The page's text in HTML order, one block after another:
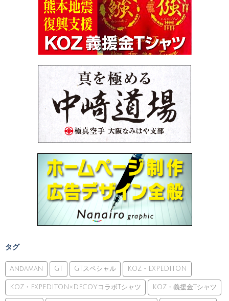
タグ
Andaman GT GTスペシャル KOZ・EXPEDITON
KOZ・EXPEDITON×DECOYコラボTシャツ KOZ・義援金Tシャツ